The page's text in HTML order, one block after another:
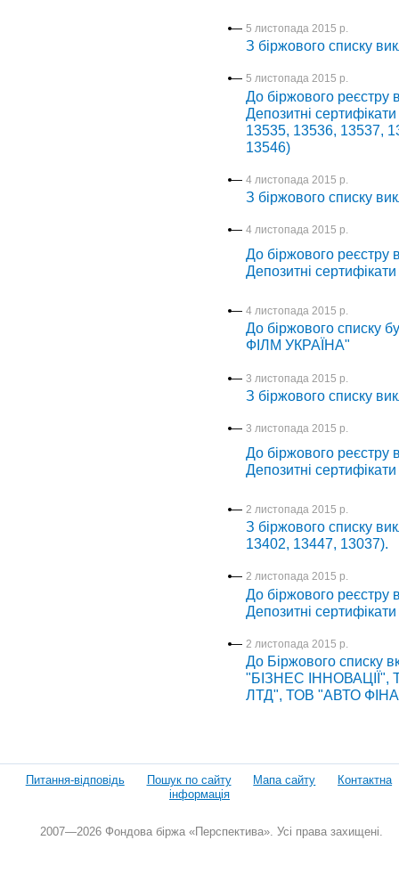
5 листопада 2015 р.
З біржового списку
5 листопада 2015 р.
До біржового реєстру
Депозитні
13535, 13536, 13537,
13546)
4 листопада 2015 р.
З біржового списку
4 листопада 2015 р.
До біржового реєстру
Депозитні
4 листопада 2015 р.
До біржового списку
ФІЛМ УКРАЇНА"
3 листопада 2015 р.
З біржового списку
3 листопада 2015 р.
До біржового реєстру
Депозитні
2 листопада 2015 р.
З біржового списку
13402, 13447, 13037).
2 листопада 2015 р.
До біржового реєстру
Депозитні
2 листопада 2015 р.
До Біржового списку
"БІЗНЕС
ЛТД", ТОВ "АВТО
Питання-відповідь Пошук по сайту Мапа сайту
Контактна
інформація
2007—2026 Фондова біржа «Перспектива». Усі права захищені.